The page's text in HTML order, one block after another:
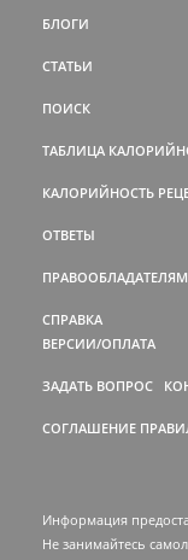
БЛОГИ
СТАТЬИ
ПОИСК
ТАБЛИЦА
КАЛОРИЙНОСТЬ
ОТВЕТЫ
ПРАВООБЛАДАТЕЛЯМ
СПРАВКА
ВЕРСИИ/ОПЛАТА
ЗАДАТЬ ВОПРОС
СОГЛАШЕНИЕ
Информация
Не занимайтесь